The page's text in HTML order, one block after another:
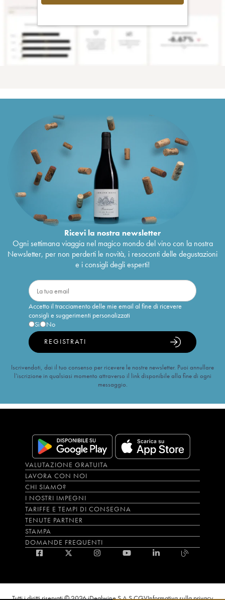
Ricevi la nostra newsletter
Ogni settimana viaggia nel magico mondo del vino con la nostra
Newsletter, per non perderti le novità, i resoconti delle degustazioni
e i consigli degli esperti!
Accetto il tracciamento delle mie email al fine di ricevere
consigli e suggerimenti personalizzati
Sì
No
REGISTRATI
Iscrivendoti, dai il tuo consenso per ricevere le nostre newsletter. Puoi annullare
l’iscrizione in qualsiasi momento attraverso il link disponibile alla fine di ogni
messaggio.
VALUTAZIONE GRATUITA
LAVORA CON NOI
CHI SIAMO?
I NOSTRI IMPEGNI
TARIFFE E TEMPI DI CONSEGNA
TENUTE PARTNER
STAMPA
DOMANDE FREQUENTI
Tutti i diritti riservati © 2026 iDealwine S.A.S.CGVInformativa sulla privacy